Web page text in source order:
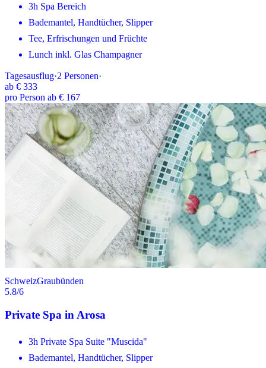
3h Spa Bereich
Bademantel, Handtücher, Slipper
Tee, Erfrischungen und Früchte
Lunch inkl. Glas Champagner
Tagesausflug·2 Personen·
ab € 333
pro Person ab € 167
SchweizGraubünden
5.8/6
Private Spa in Arosa
3h Private Spa Suite "Muscida"
Bademantel, Handtücher, Slipper